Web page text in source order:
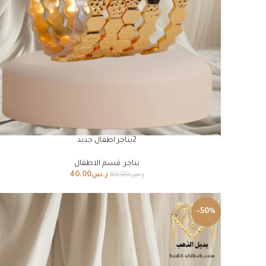
2بناجر اطفال جديد
بناجر , قسم الاطفال
ر.س80.00 ر.س40.00
-50%